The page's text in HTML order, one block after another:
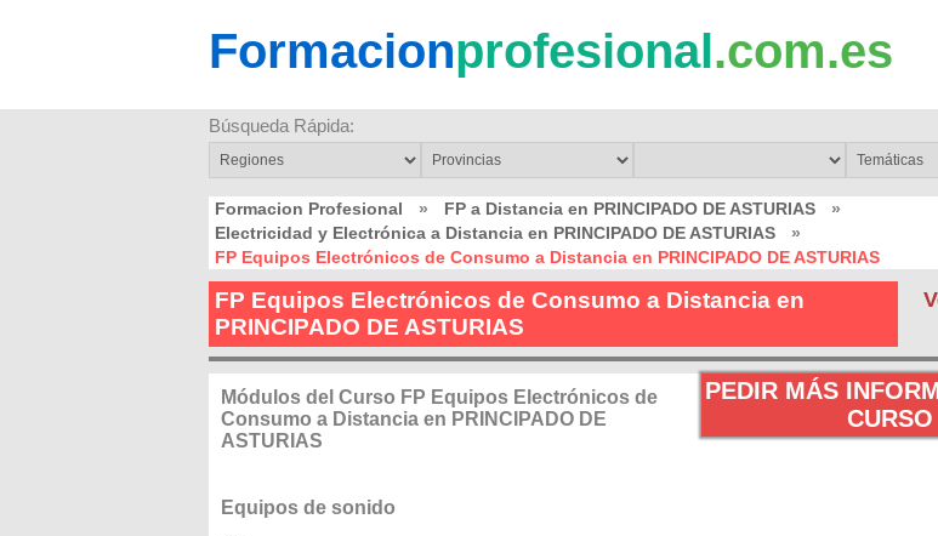
Formacionprofesional.com.es
Búsqueda Rápida:
Formacion Profesional » FP a Distancia en PRINCIPADO DE ASTURIAS
»
Electricidad y Electrónica a Distancia en PRINCIPADO DE ASTURIAS
»
FP Equipos Electrónicos de Consumo a Distancia en PRINCIPADO DE ASTURIAS
FP Equipos Electrónicos de Consumo a Distancia en
PRINCIPADO DE ASTURIAS
PEDIR MÁS
CURSO
Módulos del Curso FP Equipos Electrónicos de
Consumo a Distancia en PRINCIPADO DE
ASTURIAS
Equipos de sonido